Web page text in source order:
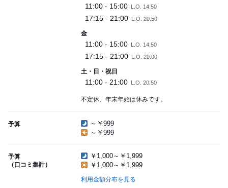
11:00 - 15:00 L.O. 14:50
17:15 - 21:00 L.O. 20:50
金
11:00 - 15:00 L.O. 14:50
17:15 - 21:00 L.O. 20:00
土・日・祝日
11:00 - 21:00 L.O. 20:50
不定休、年末年始は休みです。
予算
～￥999
～￥999
予算
（口コミ集計）
￥1,000～￥1,999
￥1,000～￥1,999
利用金額分布を見る